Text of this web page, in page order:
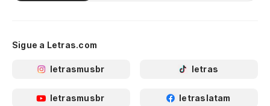
Sigue a Letras.com
letrasmusbr letras
letrasmusbr letraslatam